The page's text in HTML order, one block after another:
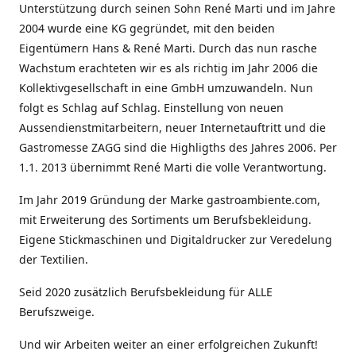
Unterstützung durch seinen Sohn René Marti und im Jahre
2004 wurde eine KG gegründet, mit den beiden
Eigentümern Hans & René Marti. Durch das nun rasche
Wachstum erachteten wir es als richtig im Jahr 2006 die
Kollektivgesellschaft in eine GmbH umzuwandeln. Nun
folgt es Schlag auf Schlag. Einstellung von neuen
Aussendienstmitarbeitern, neuer Internetauftritt und die
Gastromesse ZAGG sind die Highligths des Jahres 2006. Per
1.1. 2013 übernimmt René Marti die volle Verantwortung.
Im Jahr 2019 Gründung der Marke gastroambiente.com,
mit Erweiterung des Sortiments um Berufsbekleidung.
Eigene Stickmaschinen und Digitaldrucker zur Veredelung
der Textilien.
Seid 2020 zusätzlich Berufsbekleidung für ALLE
Berufszweige.
Und wir Arbeiten weiter an einer erfolgreichen Zukunft!